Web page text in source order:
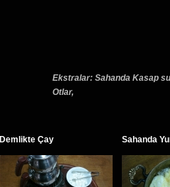
Ekstralar: Sahanda Kasap
Otlar,
Demlikte Çay Sahanda